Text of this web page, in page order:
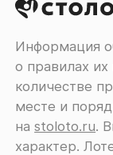
Информация
о правилах
количестве
месте и
наstoloto.ru.
характер.